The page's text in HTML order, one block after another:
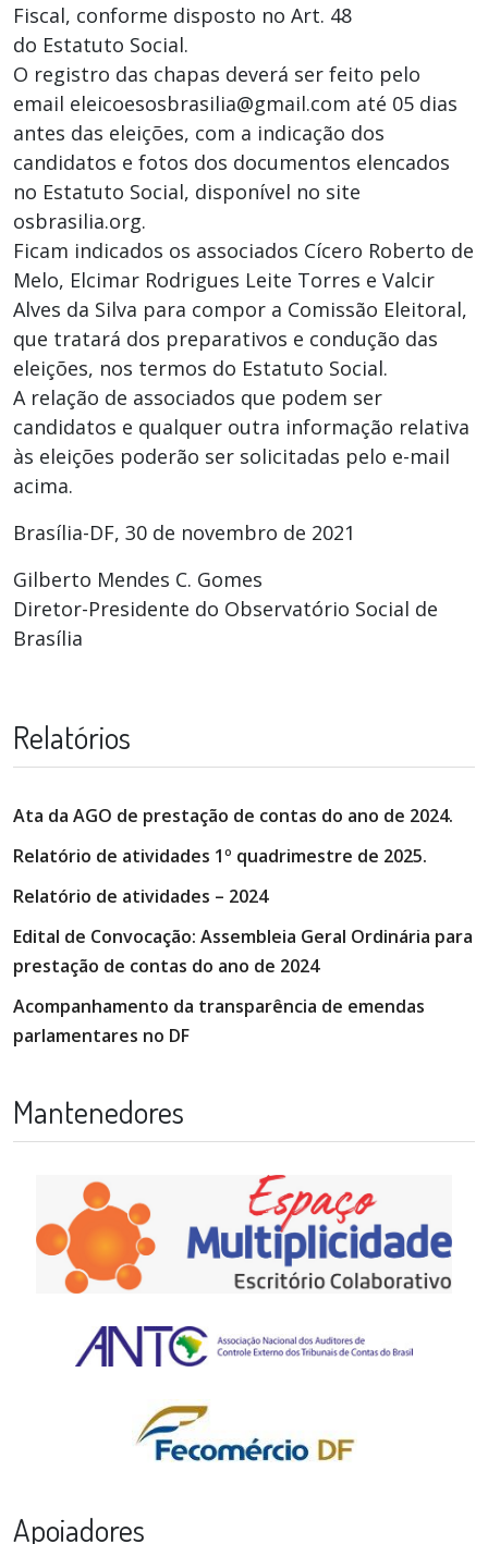
Fiscal, conforme disposto no Art. 48
do Estatuto Social.
O registro das chapas deverá ser feito pelo
email eleicoesosbrasilia@gmail.com até 05 dias
antes das eleições, com a indicação dos
candidatos e fotos dos documentos elencados
no Estatuto Social, disponível no site
osbrasilia.org.
Ficam indicados os associados Cícero Roberto de
Melo, Elcimar Rodrigues Leite Torres e Valcir
Alves da Silva para compor a Comissão Eleitoral,
que tratará dos preparativos e condução das
eleições, nos termos do Estatuto Social.
A relação de associados que podem ser
candidatos e qualquer outra informação relativa
às eleições poderão ser solicitadas pelo e-mail
acima.
Brasília-DF, 30 de novembro de 2021
Gilberto Mendes C. Gomes
Diretor-Presidente do Observatório Social de
Brasília
Relatórios
Ata da AGO de prestação de contas do ano de 2024.
Relatório de atividades 1º quadrimestre de 2025.
Relatório de atividades – 2024
Edital de Convocação: Assembleia Geral Ordinária para
prestação de contas do ano de 2024
Acompanhamento da transparência de emendas
parlamentares no DF
Mantenedores
Apoiadores